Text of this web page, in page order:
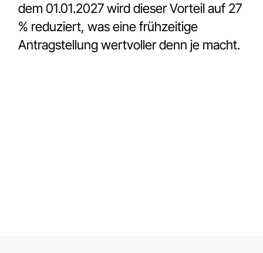
dem 01.01.2027 wird dieser Vorteil auf 27
% reduziert, was eine frühzeitige
Antragstellung wertvoller denn je macht.